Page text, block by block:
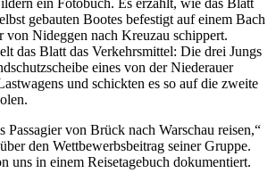
gebauten Bootes befestigt auf einem Bach
von Nideggen nach Kreuzau schippert.
das Blatt das Verkehrsmittel: Die drei Jungs
eines von der Niederauer
und schickten es so auf die zweite
Passagier von Brück nach Warschau reisen,“
den Wettbewerbsbeitrag seiner Gruppe.
uns in einem Reisetagebuch dokumentiert.